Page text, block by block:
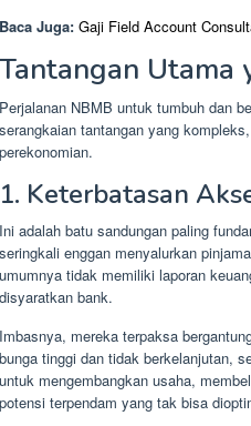
Baca Juga: Gaji Field Account
Tantangan Utama
Perjalanan NBMB untuk tumbuh dan
serangkaian tantangan yang
perekonomian.
1. Keterbatasan
Ini adalah batu sandungan paling
seringkali enggan menyalurkan
umumnya tidak memiliki laporan
disyaratkan bank.
Imbasnya, mereka terpaksa
bunga tinggi dan tidak berkelanjutan,
untuk mengembangkan usaha,
potensi terpendam yang tak bisa